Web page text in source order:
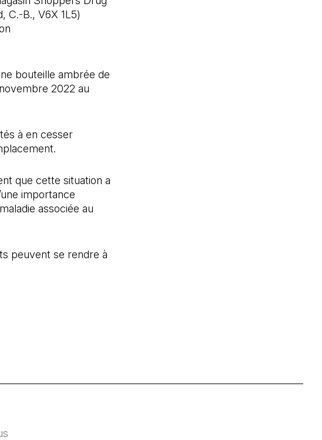
C.-B., V6X 1L5)
bouteille ambrée de
2022 au
à en cesser
que cette situation a
importance
associée au
peuvent se rendre à